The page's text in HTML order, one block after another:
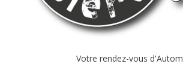
Votre rendez-vous